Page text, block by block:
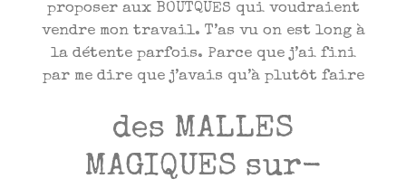
proposer aux BOUTQUES qui voudraient
vendre mon travail. T’as vu on est long à
la détente parfois. Parce que j’ai fini
par me dire que j’avais qu’à plutôt faire
des MALLES
MAGIQUES sur-